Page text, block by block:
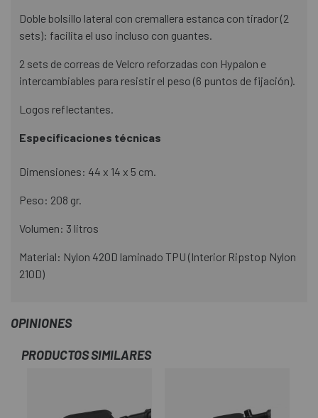
Doble bolsillo lateral con cremallera estanca con tirador (2
sets): facilita el uso incluso con guantes.
2 sets de correas de Velcro reforzadas con Hypalon e
intercambiables para resistir el peso (6 puntos de fijación).
Logos reflectantes.
Especificaciones técnicas
Dimensiones: 44 x 14 x 5 cm.
Peso: 208 gr.
Volumen: 3 litros
Material: Nylon 420D laminado TPU (Interior Ripstop Nylon
210D)
OPINIONES
PRODUCTOS SIMILARES